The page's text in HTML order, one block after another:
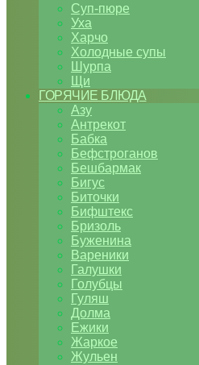
Суп-пюре
Уха
Харчо
Холодные супы
Шурпа
Щи
ГОРЯЧИЕ БЛЮДА
Азу
Антрекот
Бабка
Бефстроганов
Бешбармак
Бигус
Биточки
Бифштекс
Бризоль
Буженина
Вареники
Галушки
Голубцы
Гуляш
Долма
Ежики
Жаркое
Жульен